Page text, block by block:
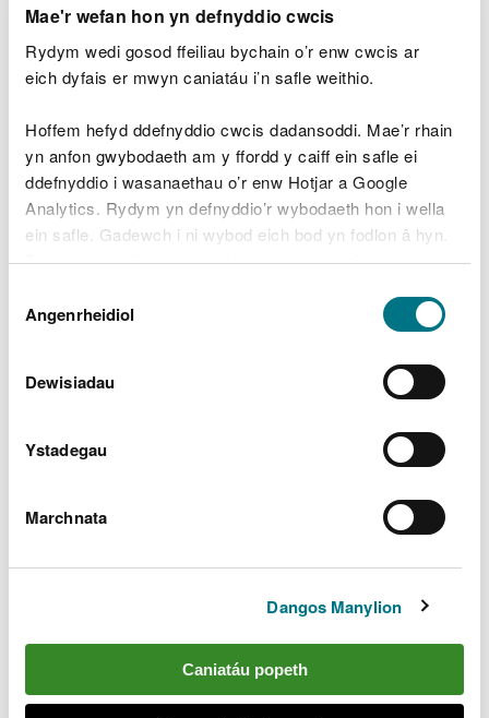
Mae'r wefan hon yn defnyddio cwcis
Rydym wedi gosod ffeiliau bychain o’r enw cwcis ar
eich dyfais er mwyn caniatáu i’n safle weithio.
Hoffem hefyd ddefnyddio cwcis dadansoddi. Mae’r rhain
yn anfon gwybodaeth am y ffordd y caiff ein safle ei
ddefnyddio i wasanaethau o’r enw Hotjar a Google
Analytics. Rydym yn defnyddio’r wybodaeth hon i wella
ein safle. Gadewch i ni wybod eich bod yn fodlon â hyn.
Byddwn yn defnyddio cwci i gadw eich dewis.
Gellirdarllen mwy am ein cwcis cyn i chi ddewis.
Caniatâd
Angenrheidiol
Dewisiadau
Ystadegau
Marchnata
Dangos Manylion
Caniatáu popeth
Rheoli Cemegau mewn
Dŵr
atebion cynaliadwy o fynd i'r afael â llygredd
cemegol a’i leihau mewn ffordd sy'n fanteisiol o ran
cost ac a fydd o fudd i bobl a bywyd gwyllt.
Cafodd ei gynllunio i helpu i sicrhau cysondeb yn y
diweddariad nesaf o'r Cynlluniau Rheoli Basnau
Afonydd yn 2020.
Swyddogaeth
Naturiol Cymru a Chymdeithas Llywodraeth Leol
Cymru. Mae’r ddau sefydliad wedi gweithio gyda’i
ynGwasanaethau diweddaredig yr Awdurdodau
Mae’r nodyn cyngor ynghylch y Gyfarwyddeb
Fframwaith Dŵr yn cynnwys astudiaethau achos
sy’n dangos sut y gallwn weithio gyda’n gilydd i
gael gwasanaethau “dŵr” gwell i gymunedau, yn
ogystal â’r amgylchedd ehangach.